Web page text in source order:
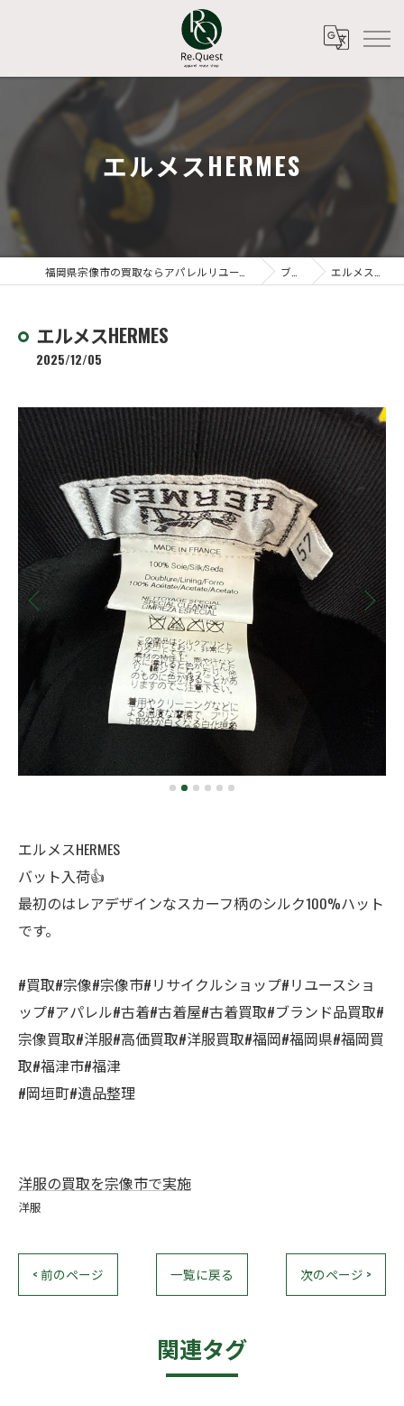
エルメスHERMES
ブログ エルメスHERMES
エルメスHERMES
2025/12/05
エルメスHERMES
バット入荷👍
最初のはレアデザインなスカーフ柄のシルク100%ハット
です。
#買取#宗像#宗像市#リサイクルショップ#リユースショ
ップ#アパレル#古着#古着屋#古着買取#ブランド品買取#
宗像買取#洋服#高価買取#洋服買取#福岡#福岡県#福岡買
取#福津市#福津
#岡垣町#遺品整理
洋服の買取を宗像市で実施
洋服
< 前のページ 一覧に戻る 次のページ >
関連タグ